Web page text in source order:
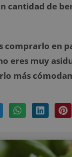
cantidad de
comprarlo en
eres muy
más